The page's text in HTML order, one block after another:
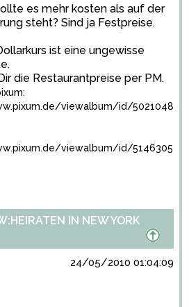
es mehr kosten als auf der
steht? Sind ja Festpreise.
ist eine ungewisse
die Restaurantpreise per PM.
viewalbum/id/5021048
viewalbum/id/5146305
IN NEW YORK
24/05/2010 01:04:09